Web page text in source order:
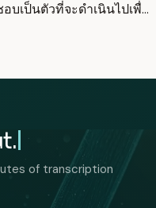
เป็นตัวที่จะดำเนินไปเพื่…
of transcription